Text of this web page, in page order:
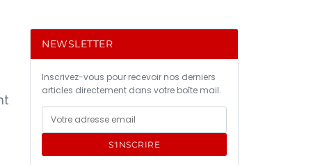
NEWSLETTER
Inscrivez-vous pour recevoir nos derniers
articles directement dans votre boîte mail.
S'INSCRIRE